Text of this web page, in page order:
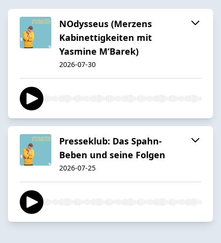
NOdysseus (Merzens
Kabinettigkeiten mit
Yasmine M‘Barek)
2026-07-30
Presseklub: Das Spahn-
Beben und seine Folgen
2026-07-25